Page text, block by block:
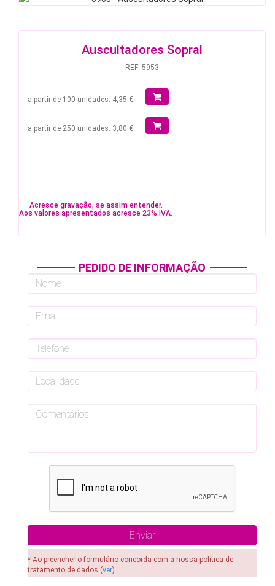
Auscultadores Sopral
REF: 5953
a partir de 100 unidades: 4,35 €
a partir de 250 unidades: 3,80 €
Acresce gravação, se assim entender.
Aos valores apresentados acresce 23% IVA.
PEDIDO DE INFORMAÇÃO
* Ao preencher o formulário concorda com a nossa política de
tratamento de dados (ver)